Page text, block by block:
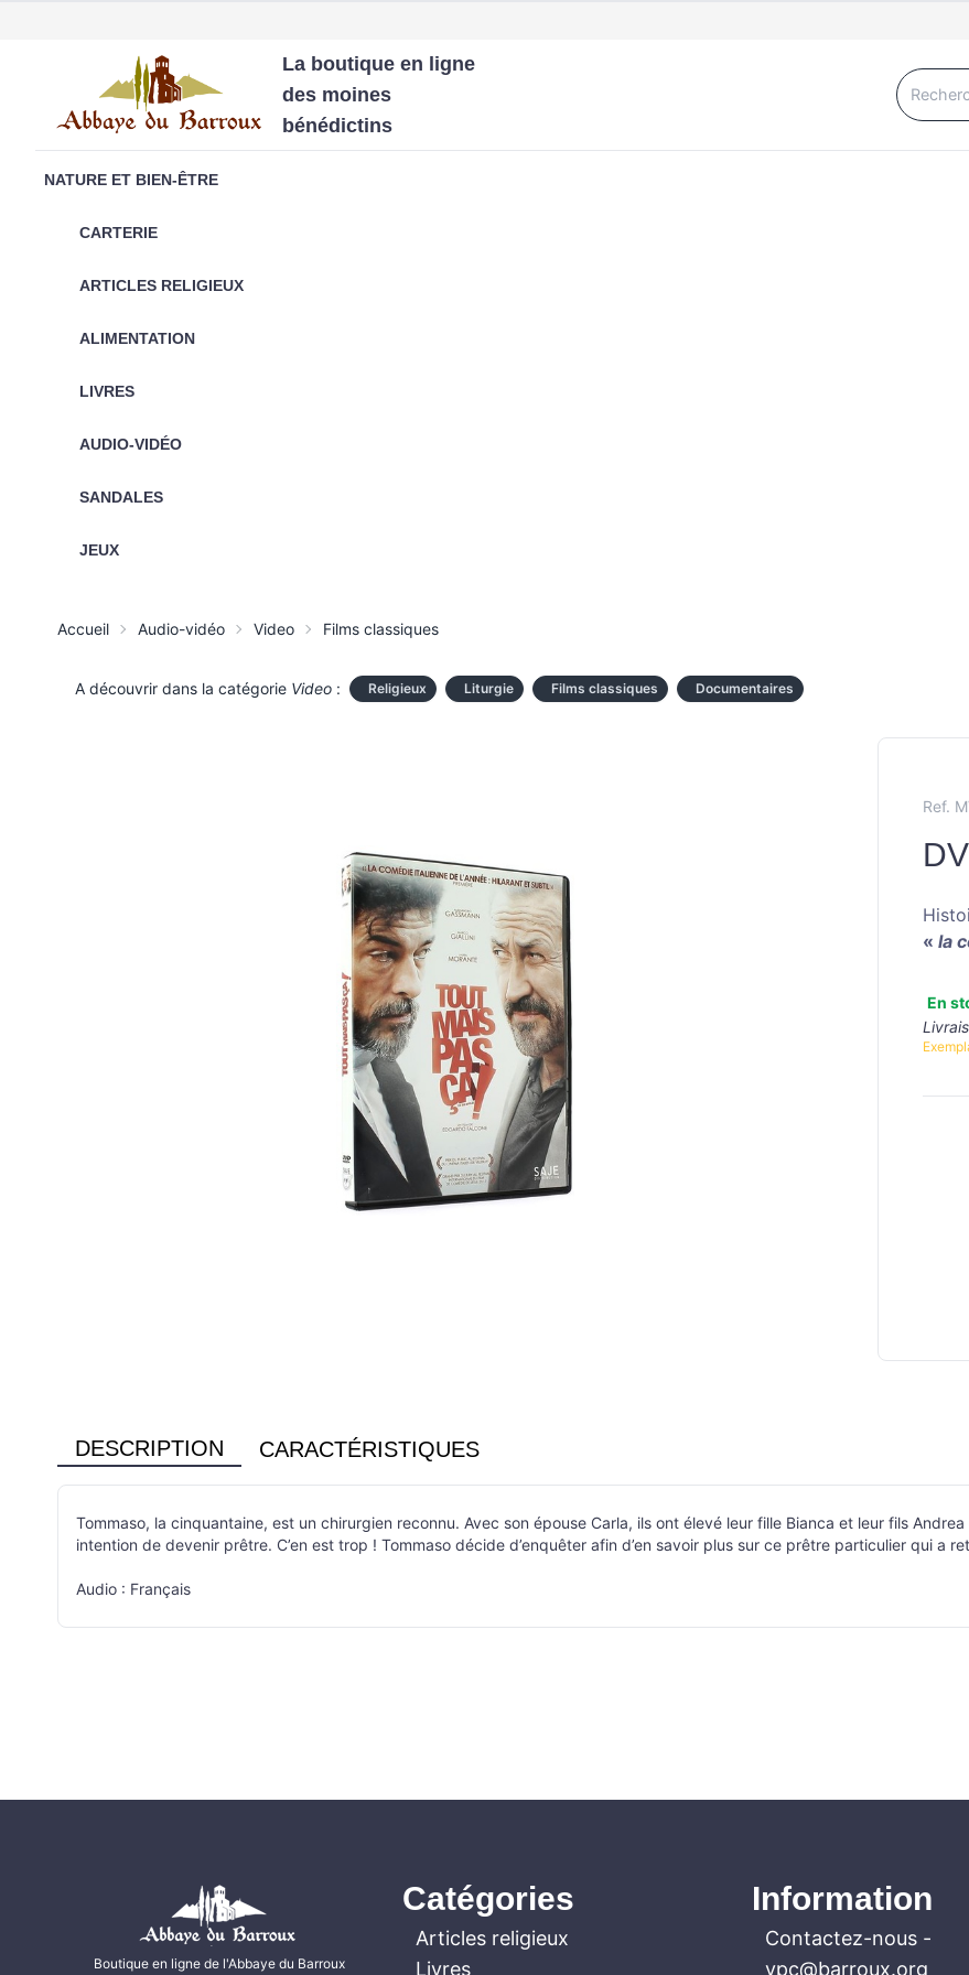
NATURE ET BIEN-ÊTRE
CARTERIE
ARTICLES RELIGIEUX
ALIMENTATION
LIVRES
AUDIO-VIDÉO
SANDALES
JEUX
La boutique en ligne
des moines
bénédictins
Accueil Audio-vidéo Video Films classiques
A découvrir dans la catégorie Video : Religieux Liturgie Films classiques Documentaires
Ref.
« la
En
DESCRIPTION CARACTÉRISTIQUES
Tommaso, la cinquantaine, est un chirurgien reconnu. Avec son épouse Carla, ils ont élevé leur fille Bianca et leur fils
intention de devenir prêtre. C’en est trop ! Tommaso décide d’enquêter afin d’en savoir plus sur ce prêtre particulier qui a
Audio : Français
Boutique en ligne de l'Abbaye du Barroux
Catégories
Articles religieux
Livres
Information
Contactez-nous -
vpc@barroux.org